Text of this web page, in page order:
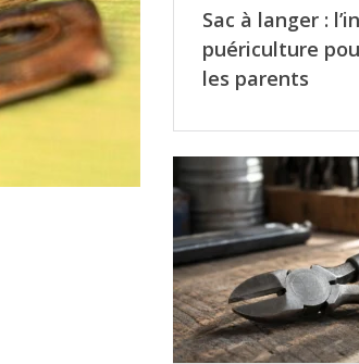
Sac à langer :
puériculture
les parents